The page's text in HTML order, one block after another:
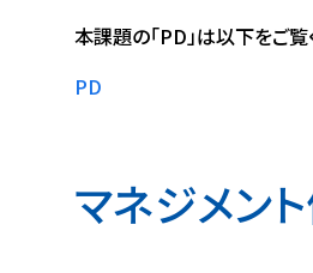
本課題の「PD」は以下をご覧
PD
マネジメン